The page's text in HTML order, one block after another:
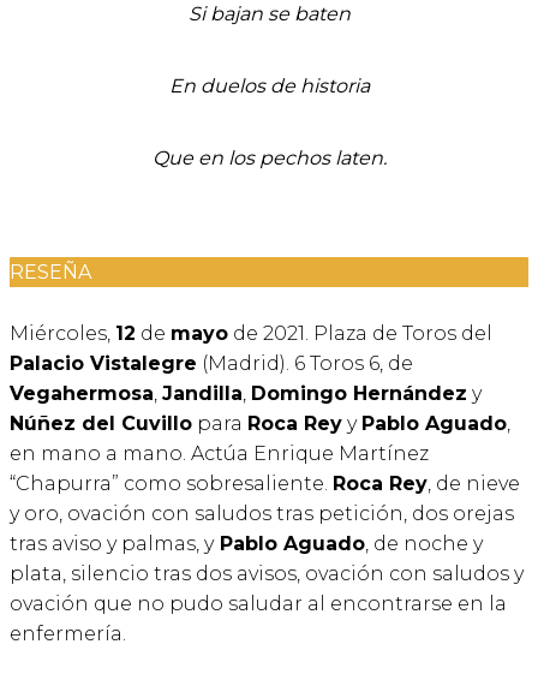
Si bajan se baten
En duelos de historia
Que en los pechos laten.
RESEÑA
Miércoles, 12 de mayo de 2021. Plaza de Toros del
Palacio Vistalegre (Madrid). 6 Toros 6, de
Vegahermosa Jandilla Domingo Hernández y
Núñez del Cuvillo para Roca Rey y Pablo Aguado
en mano a mano. Actúa Enrique Martínez
“Chapurra” como sobresaliente. Roca Rey , de nieve
y oro, ovación con saludos tras petición, dos orejas
tras aviso y palmas, yPablo Aguado , de noche y
plata, silencio tras dos avisos, ovación con saludos y
ovación que no pudo saludar al encontrarse en la
enfermería.